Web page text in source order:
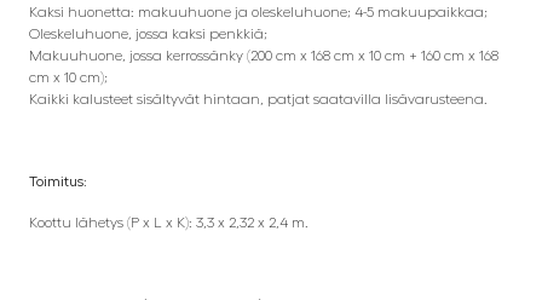
Kaksi huonetta: makuuhuone ja oleskeluhuone; 4-5 makuupaikkaa;
Oleskeluhuone, jossa kaksi penkkiä;
Makuuhuone, jossa kerrossänky (200 cm x 168 cm x 10 cm + 160 cm x 168
cm x 10 cm);
Kaikki kalusteet sisältyvät hintaan, patjat saatavilla lisävarusteena.
Toimitus:
Koottu lähetys (P x L x K): 3,3 x 2,32 x 2,4 m.